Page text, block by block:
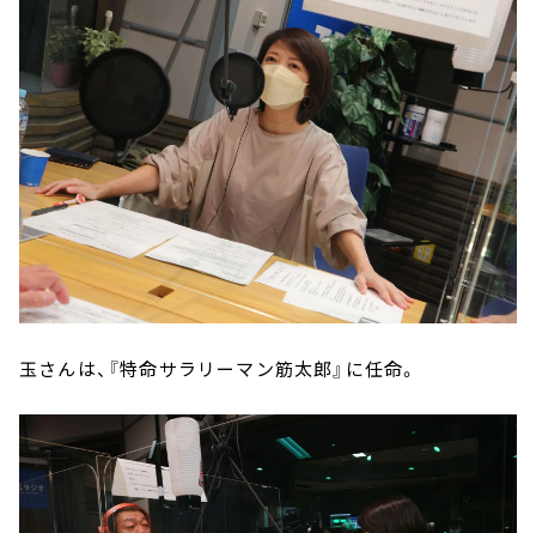
玉さんは、『特命サラリーマン筋太郎』に任命。